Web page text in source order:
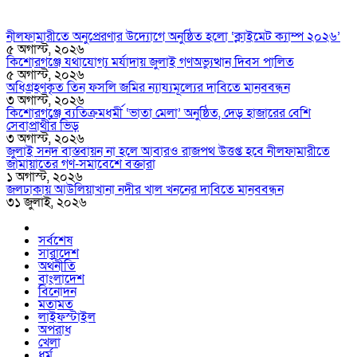
নীলফামারীতে অনুপ্রেরণার উদ্যোগে অনুষ্ঠিত হলো ‘ক্লাইমেট ক্যাম্প ২০২৬’
৫ অগাস্ট, ২০২৬
কিশোরগঞ্জে যথাযোগ্য মর্যাদায় জুলাই গণঅভ্যুত্থান দিবস পালিত
৫ অগাস্ট, ২০২৬
অধিগ্রহণকৃত তিন ফসলি জমির ন্যায্যমূল্যের দাবিতে মানববন্ধন
৩ অগাস্ট, ২০২৬
কিশোরগঞ্জে ব্যতিক্রমধর্মী ‘ভাতা মেলা’ অনুষ্ঠিত, দেড় হাজারের বেশি
সেবাপ্রার্থীর ভিড়
৩ অগাস্ট, ২০২৬
জুলাই সনদ বাস্তবায়ন না হলে আবারও রাজপথ উত্তপ্ত হবে নীলফামারীতে
জামায়াতের গণ-সমাবেশে বক্তারা
১ অগাস্ট, ২০২৬
জলঢাকায় আউলিয়াখানা নদীর খাল খননের দাবিতে মানববন্ধন
৩১ জুলাই, ২০২৬
সর্বশেষ
সারাদেশ
অর্থনীতি
বাংলাদেশ
বিনোদন
মতামত
লাইফস্টাইল
অপরাধ
খেলা